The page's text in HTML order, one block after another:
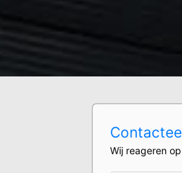
Wij reageren